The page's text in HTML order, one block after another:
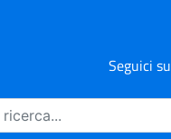
Seguici su